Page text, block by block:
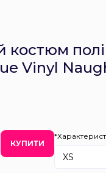
костюм
Vinyl
КУПИТИ
XS